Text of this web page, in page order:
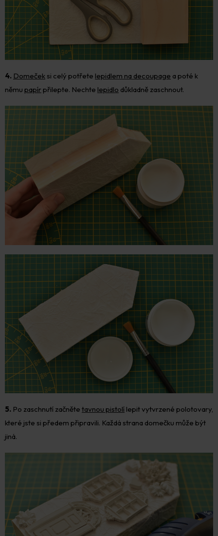
4. Domeček si celý potřete lepidlem na decoupage a poté k
němu papírpřilepte. Nechte lepidlo důkladně zaschnout.
5. Po zaschnutí začněte tavnou pistolí lepit vytvrzené polotovary,
které jste si předem připravili. Každá strana domečku může být
jiná.